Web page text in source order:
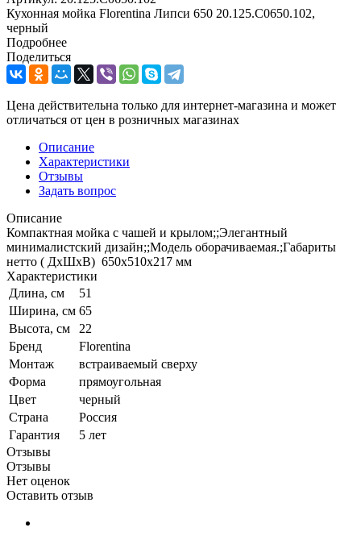
Кухонная мойка Florentina Липси 650 20.125.C0650.102,
черный
Подробнее
Поделиться
Цена действительна только для интернет-магазина и может
отличаться от цен в розничных магазинах
Описание
Характеристики
Отзывы
Задать вопрос
Описание
Компактная мойка с чашей и крылом;;Элегантный
минималистский дизайн;;Модель оборачиваемая.;Габариты
нетто ( ДхШхВ) 650х510х217 мм
Характеристики
Длина, см
51
Ширина, см 65
Высота, см
22
Бренд
Florentina
Монтаж
встраиваемый сверху
Форма
прямоугольная
Цвет
черный
Страна
Россия
Гарантия
5 лет
Отзывы
Отзывы
Нет оценок
Оставить отзыв